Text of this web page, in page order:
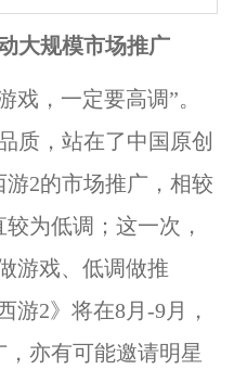
大规模市场推广
戏，一定要高调”。
质，站在了中国原创
2的市场推广，相较
为低调；这一次，
游戏、低调做推
游2》将在8月-9月，
亦有可能邀请明星